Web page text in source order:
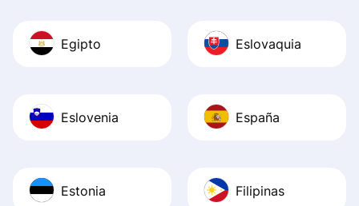
Egipto Eslovaquia
Eslovenia España
Estonia Filipinas